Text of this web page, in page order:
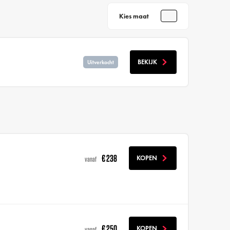
Kies maat
Uitverkocht BEKIJK
vanaf € 238 KOPEN